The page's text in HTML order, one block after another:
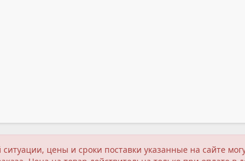
цены и сроки поставки указанные на сайте